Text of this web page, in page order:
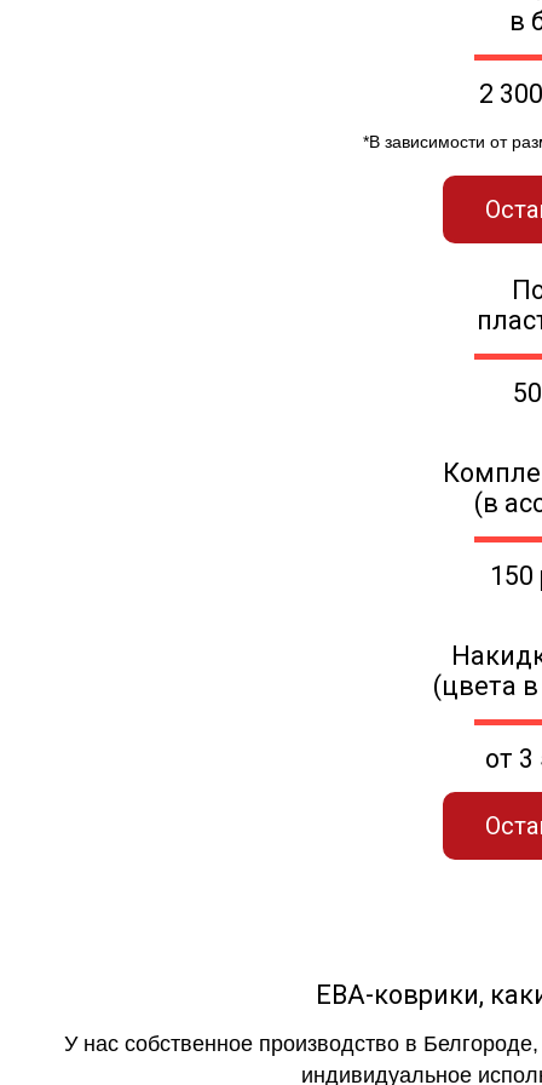
в
2
*В зависимости от
(в
(цвета
от 3
ЕВА-коврики,
У нас собственное производство в
индивидуальное